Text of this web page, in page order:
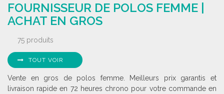
Demander un devis Demander un devis
FOURNISSEUR DE POLOS FEMME |
ACHAT EN GROS
75 produits
TOUT VOIR
Vente en gros de polos femme. Meilleurs prix garantis et
livraison rapide en 72 heures chrono pour votre commande en